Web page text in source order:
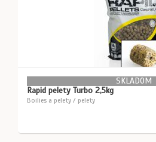
SKLADOM
Rapid pelety Turbo 2,5kg
Boilies a pelety / pelety